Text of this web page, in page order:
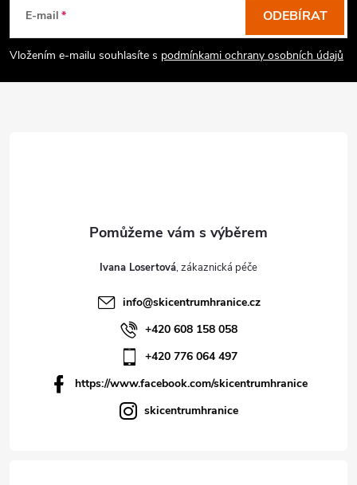
E-mail
Vložením e-mailu souhlasíte s podmínkami ochrany osobních údajů
ODEBÍRAT
Ivana Losertová
info@skicentrumhranice.cz
+420 608 158 058
+420 776 064 497
https://www.facebook.com/skicentrumhranice
skicentrumhranice